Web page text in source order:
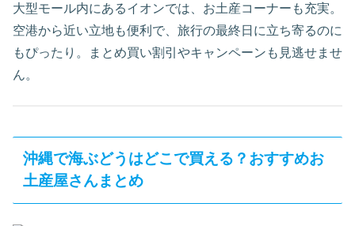
大型モール内にあるイオンでは、お土産コーナーも充実。
空港から近い立地も便利で、旅行の最終日に立ち寄るのに
もぴったり。まとめ買い割引やキャンペーンも見逃せませ
ん。
沖縄で海ぶどうはどこで買える？おすすめお
土産屋さんまとめ